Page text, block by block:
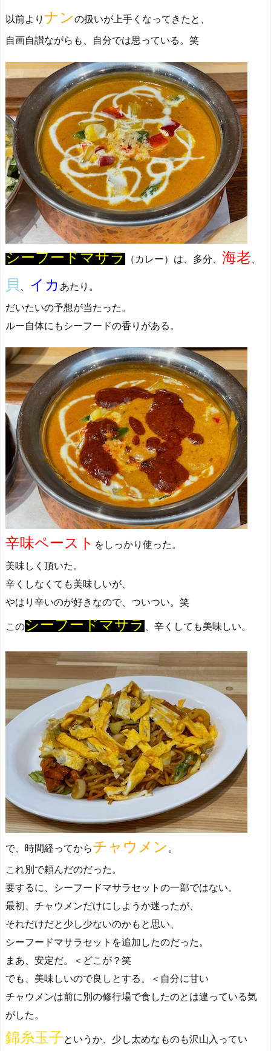
以前より ナンの扱いが上手くなってきたと、
自画自讃ながらも、自分では思っている。笑
シーフードマサラ （カレー）は、多分、 海老、
貝 、 イカ あたり。
だいたいの予想が当たった。
ルー自体にもシーフードの香りがある。
辛味ペースト をしっかり使った。
美味しく頂いた。
辛くしなくても美味しいが、
やはり辛いのが好きなので、ついつい。笑
このシーフードマサラ 、辛くしても美味しい。
で、時間経ってからチャウメン 。
これ別で頼んだのだった。
要するに、シーフードマサラセットの一部ではない。
最初、チャウメンだけにしようか迷ったが、
それだけだと少し少ないのかもと思い、
シーフードマサラセットを追加したのだった。
まあ、安定だ。＜どこが？笑
でも、美味しいので良しとする。＜自分に甘い
チャウメンは前に別の修行場で食したのとは違っている気
がした。
錦糸玉子というか、少し太めなものも沢山入ってい